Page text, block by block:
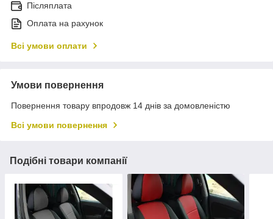
Післяплата
Оплата на рахунок
Всі умови оплати
Умови повернення
Повернення товару впродовж 14 днів за домовленістю
Всі умови повернення
Подібні товари компанії